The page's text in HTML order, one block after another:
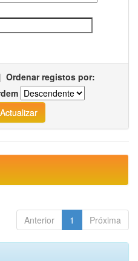
| Ordenar registos por:
Anterior 1 Próxima